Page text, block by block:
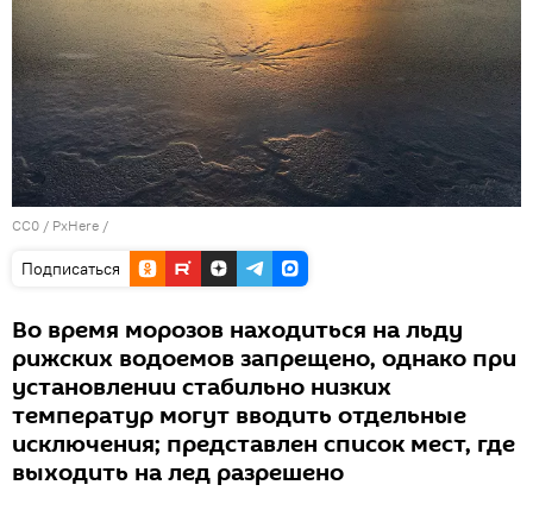
CC0 / PxHere /
Подписаться
Во время морозов находиться на льду
рижских водоемов запрещено, однако при
установлении стабильно низких
температур могут вводить отдельные
исключения; представлен список мест, где
выходить на лед разрешено